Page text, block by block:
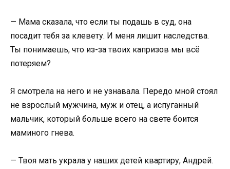
— Мама сказала, что если ты подашь в суд, она
посадит тебя за клевету. И меня лишит наследства.
Ты понимаешь, что из-за твоих капризов мы всё
потеряем?
Я смотрела на него и не узнавала. Передо мной стоял
не взрослый мужчина, муж и отец, а испуганный
мальчик, который больше всего на свете боится
маминого гнева.
— Твоя мать украла у наших детей квартиру, Андрей.